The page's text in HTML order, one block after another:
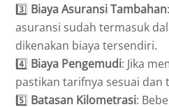
3️⃣ Biaya Asuransi Tambahan
asuransi sudah termasuk
dikenakan biaya tersendiri.
4️⃣ Biaya Pengemudi: Jika
pastikan tarifnya sesuai dan
5️⃣ Batasan Kilometrasi: